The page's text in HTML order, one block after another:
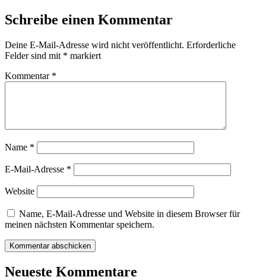
Schreibe einen Kommentar
Deine E-Mail-Adresse wird nicht veröffentlicht. Erforderliche
Felder sind mit * markiert
Kommentar *
Name *
E-Mail-Adresse *
Website
Name, E-Mail-Adresse und Website in diesem Browser für
meinen nächsten Kommentar speichern.
Neueste Kommentare